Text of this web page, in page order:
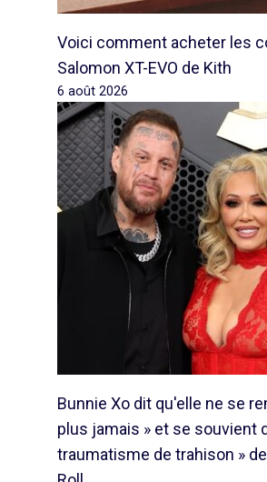
Voici comment acheter les
Salomon XT-EVO de Kith
6 août 2026
Bunnie Xo dit qu'elle ne se
plus jamais » et se souvient
traumatisme de trahison »